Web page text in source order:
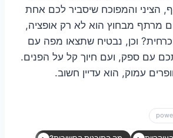
הציני והמפוכח שיסביר לכם אחת
מרתף מבחוץ הוא לא רק אופציה,
וכן, נבטיח שתצאו מפה עם
עם ספק, ועם חיוך קל על הפנים.
עמוק, הוא עדיין חשוב.